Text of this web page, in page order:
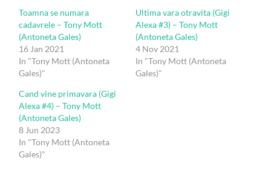
Toamna se numara
cadavrele – Tony Mott
(Antoneta Gales)
16 Jan 2021
In "Tony Mott (Antoneta
Gales)"
Ultima vara otravita (Gigi
Alexa #3) – Tony Mott
(Antoneta Gales)
4 Nov 2021
In "Tony Mott (Antoneta
Gales)"
Cand vine primavara (Gigi
Alexa #4) – Tony Mott
(Antoneta Gales)
8 Jun 2023
In "Tony Mott (Antoneta
Gales)"